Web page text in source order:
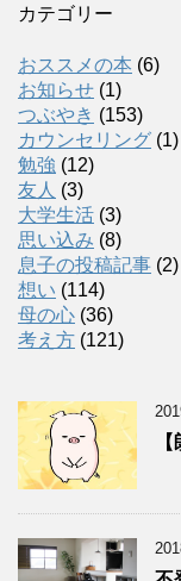
カテゴリー
おススメの本 (6)
お知らせ (1)
つぶやき (153)
カウンセリング (1)
勉強 (12)
友人 (3)
大学生活 (3)
思い込み (8)
息子の投稿記事 (2)
想い (114)
母の心 (36)
考え方 (121)